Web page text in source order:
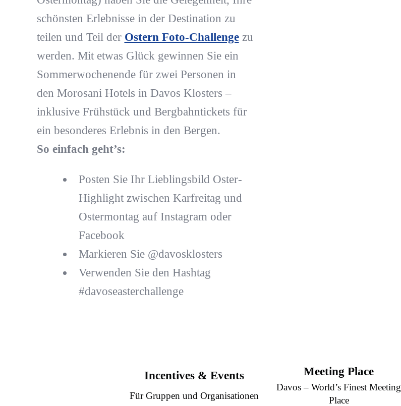
schönsten Erlebnisse in der Destination zu
teilen und Teil der Ostern Foto-Challengezu
werden. Mit etwas Glück gewinnen Sie ein
Sommerwochenende für zwei Personen in
den Morosani Hotels in Davos Klosters –
inklusive Frühstück und Bergbahntickets für
ein besonderes Erlebnis in den Bergen.
So einfach geht’s:
Posten Sie Ihr Lieblingsbild Oster-
Highlight zwischen Karfreitag und
Ostermontag auf Instagram oder
Facebook
Markieren Sie @davosklosters
Verwenden Sie den Hashtag
#davoseasterchallenge
Incentives & Events
Für Gruppen und Organisationen
Meeting Place
Davos – World’s Finest Meeting
Place